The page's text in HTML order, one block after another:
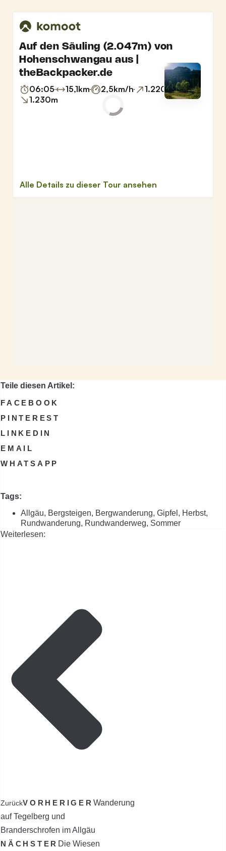
Teile diesen Artikel:
FACEBOOK
PINTEREST
LINKEDIN
EMAIL
WHATSAPP
Tags:
Allgäu, Bergsteigen, Bergwanderung, Gipfel , Herbst,
Rundwanderung, Rundwanderweg, Sommer
Weiterlesen:
ZurückVORHERIGER Wanderung
auf Tegelberg und
Branderschrofen im Allgäu
NÄCHSTER Die Wiesen